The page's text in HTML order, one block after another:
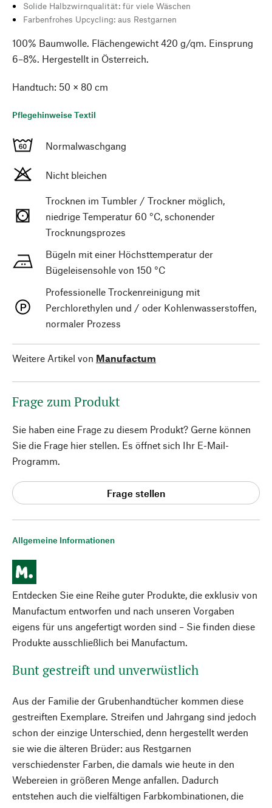
Allgemeine Informationen
Entdecken Sie eine Reihe guter Produkte, die exklusiv von
Manufactum entworfen und nach unseren Vorgaben
eigens für uns angefertigt worden sind – Sie finden diese
Produkte ausschließlich bei Manufactum.
Bunt gestreift und unverwüstlich
Aus der Familie der Grubenhandtücher kommen diese
gestreiften Exemplare. Streifen und Jahrgang sind jedoch
schon der einzige Unterschied, denn hergestellt werden
sie wie die älteren Brüder: aus Restgarnen
verschiedenster Farben, die damals wie heute in den
Webereien in größeren Menge anfallen. Dadurch
entstehen auch die vielfältigen Farbkombinationen, die
Solide Halbzwirnqualität: für viele Wäschen
Farbenfrohes Upcycling: aus Restgarnen
100% Baumwolle. Flächengewicht 420 g/qm. Einsprung
6–8%. Hergestellt in Österreich.
Handtuch: 50 × 80 cm
Pflegehinweise Textil
Normalwaschgang
Nicht bleichen
Trocknen im Tumbler / Trockner möglich,
niedrige Temperatur 60 °C, schonender
Trocknungsprozes
Bügeln mit einer Höchsttemperatur der
Bügeleisensohle von 150 °C
Professionelle Trockenreinigung mit
Perchlorethylen und / oder Kohlenwasserstoffen,
normaler Prozess
Weitere Artikel von Manufactum
Frage zum Produkt
Sie haben eine Frage zu diesem Produkt? Gerne können
Sie die Frage hier stellen. Es öffnet sich Ihr E-Mail-
Programm.
Frage stellen